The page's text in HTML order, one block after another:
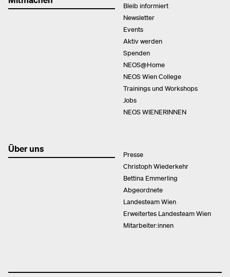
Bleib informiert
Newsletter
Events
Aktiv werden
Spenden
NEOS@Home
NEOS Wien College
Trainings und Workshops
Jobs
NEOS WIENERINNEN
Über uns
Presse
Christoph Wiederkehr
Bettina Emmerling
Abgeordnete
Landesteam Wien
Erweitertes Landesteam Wien
Mitarbeiter:innen